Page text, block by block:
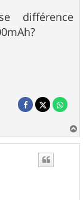
différence
a